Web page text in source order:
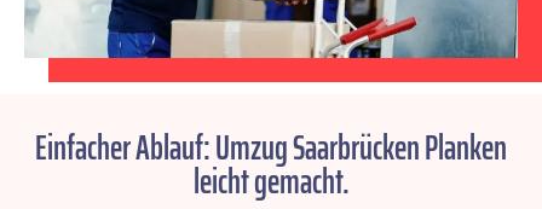
Einfacher Ablauf: Umzug Saarbrücken Planken
leicht gemacht.